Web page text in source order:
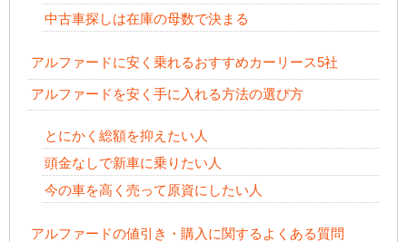
中古車探しは在庫の母数で決まる
アルファードに安く乗れるおすすめカーリース5社
アルファードを安く手に入れる方法の選び方
とにかく総額を抑えたい人
頭金なしで新車に乗りたい人
今の車を高く売って原資にしたい人
アルファードの値引き・購入に関するよくある質問